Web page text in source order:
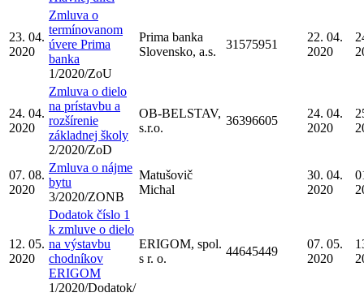
23. 04.
2020
Zmluva o
termínovanom
úvere Prima
banka
1/2020/ZoU
Prima banka
Slovensko, a.s.
31575951
22. 04.
2020
24. 04.
2020
Zmluva o dielo
na prístavbu a
rozšírenie
základnej školy
2/2020/ZoD
OB-BELSTAV,
s.r.o.
36396605
24. 04.
2020
07. 08.
2020
Zmluva o nájme
bytu
3/2020/ZONB
Matušovič
Michal
30. 04.
2020
12. 05.
2020
Dodatok číslo 1
k zmluve o dielo
na výstavbu
chodníkov
ERIGOM
1/2020/Dodatok/
ERIGOM, spol.
s r. o.
44645449
07. 05.
2020